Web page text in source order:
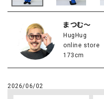
まつむ～
HugHug
online store
173cm
2026/06/02